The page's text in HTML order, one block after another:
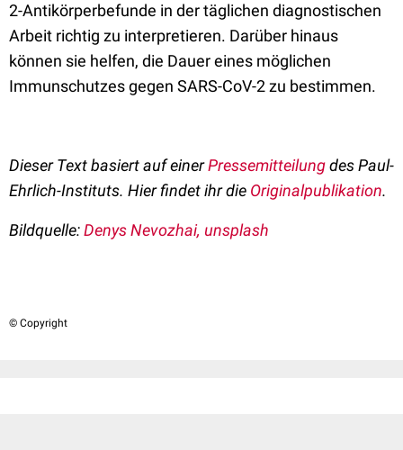
2-Antikörperbefunde in der täglichen diagnostischen
Arbeit richtig zu interpretieren. Darüber hinaus
können sie helfen, die Dauer eines möglichen
Immunschutzes gegen SARS-CoV-2 zu bestimmen.
Dieser Text basiert auf einerPressemitteilungdes Paul-
Ehrlich-Instituts. Hierfindet ihr die Originalpublikation.
Bildquelle:Denys Nevozhai, unsplash
© Copyright